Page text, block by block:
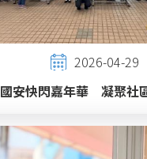
2026-04-29
國安快閃嘉年華 凝聚社